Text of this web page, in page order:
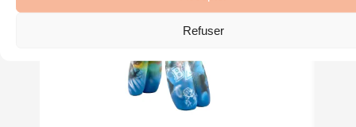
Refuser